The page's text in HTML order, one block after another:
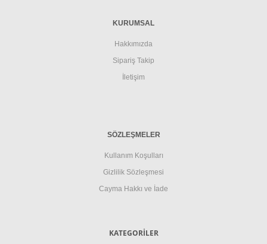
KURUMSAL
Hakkımızda
Sipariş Takip
İletişim
SÖZLEŞMELER
Kullanım Koşulları
Gizlilik Sözleşmesi
Cayma Hakkı ve İade
KATEGORİLER